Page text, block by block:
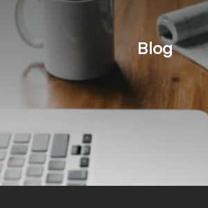
Blog
Video
Lavora con noi
Blog